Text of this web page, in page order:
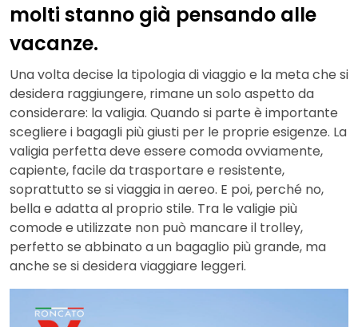
molti stanno già pensando alle
vacanze.
Una volta decise la tipologia di viaggio e la meta che si
desidera raggiungere, rimane un solo aspetto da
considerare: la valigia. Quando si parte è importante
scegliere i bagagli più giusti per le proprie esigenze. La
valigia perfetta deve essere comoda ovviamente,
capiente, facile da trasportare e resistente,
soprattutto se si viaggia in aereo. E poi, perché no,
bella e adatta al proprio stile. Tra le valigie più
comode e utilizzate non può mancare il trolley,
perfetto se abbinato a un bagaglio più grande, ma
anche se si desidera viaggiare leggeri.